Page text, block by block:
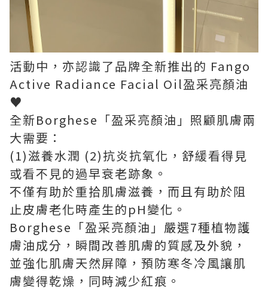
活動中，亦認識了品牌全新推出的 Fango
Active Radiance Facial Oil盈采亮顏油
♥
全新Borghese「盈采亮顏油」照顧肌膚兩
大需要：
(1)滋養水潤 (2)抗炎抗氧化，舒緩看得見
或看不見的過早衰老跡象。
不僅有助於重拾肌膚滋養，而且有助於阻
止皮膚老化時產生的pH變化。
Borghese「盈采亮顏油」嚴選7種植物護
膚油成分，瞬間改善肌膚的質感及外貌，
並強化肌膚天然屏障，預防寒冬冷風讓肌
膚變得乾燥，同時減少紅痕。